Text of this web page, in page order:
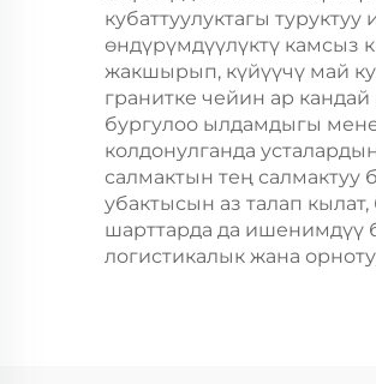
кубаттуулуктагы
өндүрүмдүүлүктү камсыз
жакшырып, күйүүчү май
гранитке чейин ар
бургулоо ылдамдыгы
колдонулганда
салмактын тең салмактуу
убактысын аз талап
шарттарда да ишенимдүү
логистикалык жана